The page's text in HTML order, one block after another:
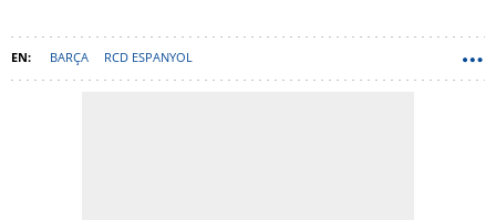
BARÇA RCD ESPANYOL